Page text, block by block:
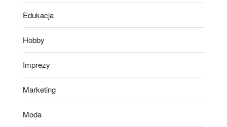
Edukacja
Hobby
Imprezy
Marketing
Moda